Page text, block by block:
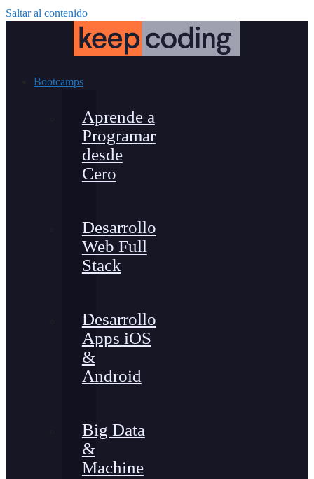
Saltar al contenido
Bootcamps
Aprende a
Programar
desde
Cero
Desarrollo
Web Full
Stack
Desarrollo
Apps iOS
&
Android
Big Data
&
Machine